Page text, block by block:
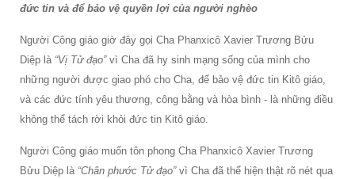
đức tin và để bảo vệ quyền lợi của người nghèo
Người Công giáo giờ đây gọi Cha Phanxicô Xavier Trương Bửu
Diệp là “Vị Tử đạo”vì Cha đã hy sinh mạng sống của mình cho
những người được giao phó cho Cha, để bảo vệ đức tin Kitô giáo,
và các đức tính yêu thương, công bằng và hòa bình - là những điều
không thể tách rời khỏi đức tin Kitô giáo.
Người Công giáo muốn tôn phong Cha Phanxicô Xavier Trương
Bửu Diệp là “Chân phước Tử đạo”vì Cha đã thể hiện thật rõ nét qua